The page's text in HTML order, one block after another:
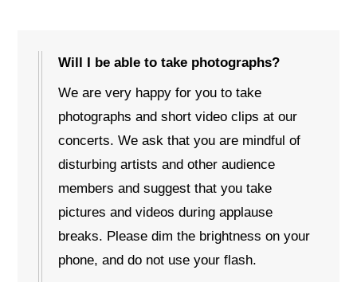
Will I be able to take photographs?
We are very happy for you to take
photographs and short video clips at our
concerts. We ask that you are mindful of
disturbing artists and other audience
members and suggest that you take
pictures and videos during applause
breaks. Please dim the brightness on your
phone, and do not use your flash.